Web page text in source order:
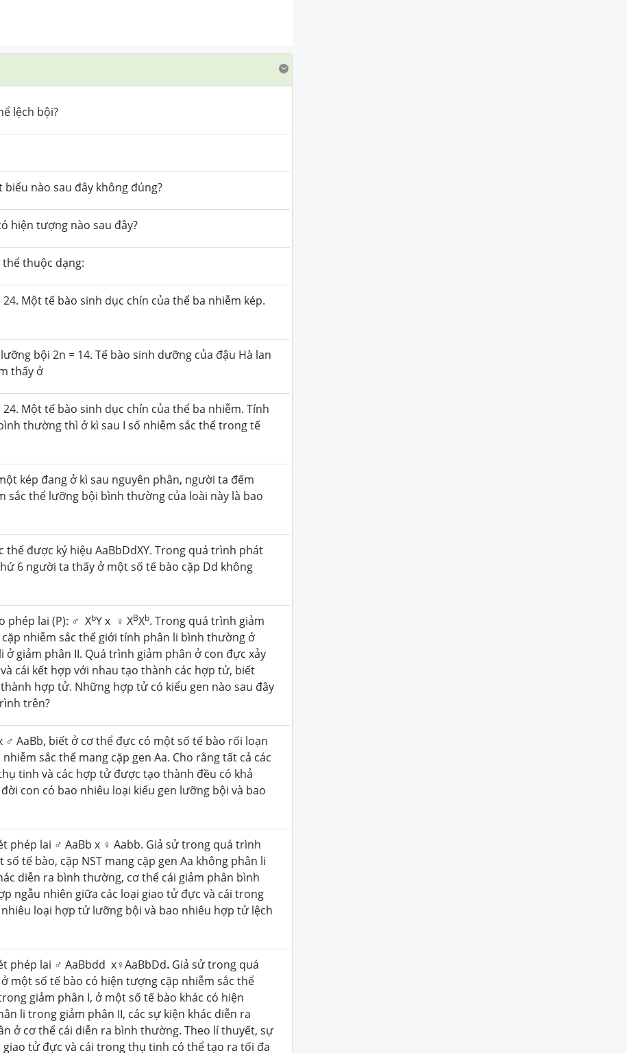
lệch bội?
nào sau đây không đúng?
hiện tượng nào sau đây?
thuộc dạng:
Một tế bào sinh dục chín của thể ba nhiễm kép.
bội 2n = 14. Tế bào sinh dưỡng của đậu Hà lan
thấy ở
Một tế bào sinh dục chín của thể ba nhiễm. Tính
thường thì ở kì sau I số nhiễm sắc thể trong tế
kép đang ở kì sau nguyên phân, người ta đếm
sắc thể lưỡng bội bình thường của loài này là bao
thể được ký hiệu AaBbDdXY. Trong quá trình phát
6 người ta thấy ở một số tế bào cặp Dd không
phép lai (P): ♂ XbY x ♀ XBXb. Trong quá trình giảm
nhiễm sắc thể giới tính phân li bình thường ở
giảm phân II. Quá trình giảm phân ở con đực xảy
cái kết hợp với nhau tạo thành các hợp tử, biết
hợp tử. Những hợp tử có kiểu gen nào sau đây
trên?
♂ AaBb, biết ở cơ thể đực có một số tế bào rối loạn
sắc thể mang cặp gen Aa. Cho rằng tất cả các
tinh và các hợp tử được tạo thành đều có khả
con có bao nhiêu loại kiểu gen lưỡng bội và bao
phép lai ♂ AaBb x ♀ Aabb. Giả sử trong quá trình
tế bào, cặp NST mang cặp gen Aa không phân li
diễn ra bình thường, cơ thể cái giảm phân bình
ngẫu nhiên giữa các loại giao tử đực và cái trong
loại hợp tử lưỡng bội và bao nhiêu hợp tử lệch
phép lai ♂ AaBbdd x♀AaBbDd. Giả sử trong quá
một số tế bào có hiện tượng cặp nhiễm sắc thể
giảm phân I, ở một số tế bào khác có hiện
li trong giảm phân II, các sự kiện khác diễn ra
ở cơ thể cái diễn ra bình thường. Theo lí thuyết, sự
tử đực và cái trong thụ tinh có thể tạo ra tối đa